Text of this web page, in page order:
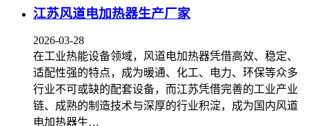
江苏风道电加热器生产厂家
2026-03-28
在工业热能设备领域，风道电加热器凭借高效、稳定、
适配性强的特点，成为暖通、化工、电力、环保等众多
行业不可或缺的配套设备，而江苏凭借完善的工业产业
链、成熟的制造技术与深厚的行业积淀，成为国内风道
电加热器生…